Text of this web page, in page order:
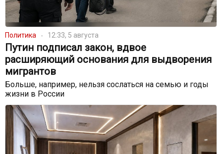
Политика 12:33, 5 августа
Путин подписал закон, вдвое
расширяющий основания для выдворения
мигрантов
Больше, например, нельзя сослаться на семью и годы
жизни в России